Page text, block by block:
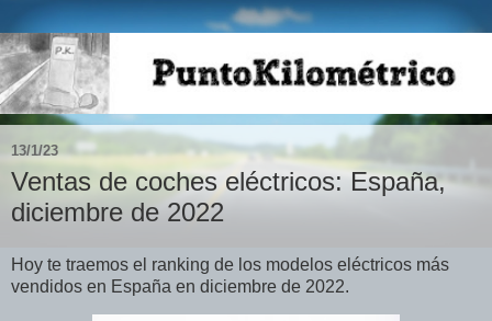
13/1/23
Ventas de coches eléctricos: España,
diciembre de 2022
Hoy te traemos el ranking de los modelos eléctricos más
vendidos en España en diciembre de 2022.